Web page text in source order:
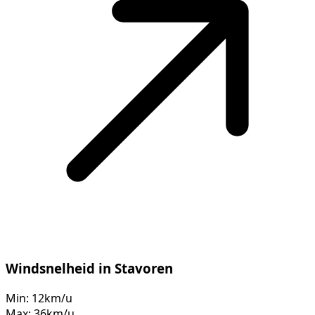
Windsnelheid in Stavoren
Min: 12km/u